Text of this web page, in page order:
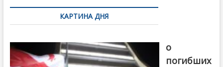
по
записямКАРТИНА ДНЯ
о
погибших